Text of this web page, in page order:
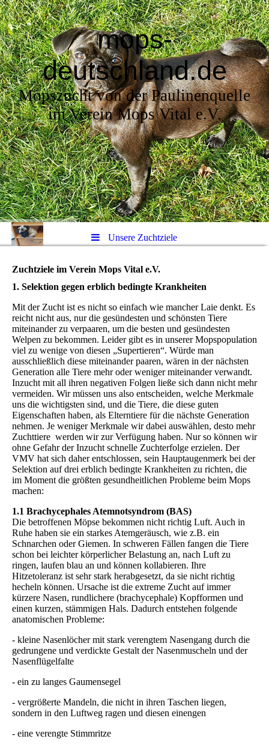
mops-
deutschland.de
Mopszucht von der Paulinenquelle
im Verein Mops Vital e.V.
Unsere Zuchtziele
Zuchtziele im Verein Mops Vital e.V.
1. Selektion gegen erblich bedingte Krankheiten
Mit der Zucht ist es nicht so einfach wie mancher Laie denkt. Es
reicht nicht aus, nur die gesündesten und schönsten Tiere
miteinander zu verpaaren, um die besten und gesündesten
Welpen zu bekommen. Leider gibt es in unserer Mopspopulation
viel zu wenige von diesen „Supertieren“. Würde man
ausschließlich diese miteinander paaren, wären in der nächsten
Generation alle Tiere mehr oder weniger miteinander verwandt.
Inzucht mit all ihren negativen Folgen ließe sich dann nicht mehr
vermeiden. Wir müssen uns also entscheiden, welche Merkmale
uns die wichtigsten sind, und die Tiere, die diese guten
Eigenschaften haben, als Elterntiere für die nächste Generation
nehmen. Je weniger Merkmale wir dabei auswählen, desto mehr
Zuchttiere werden wir zur Verfügung haben. Nur so können wir
ohne Gefahr der Inzucht schnelle Zuchterfolge erzielen. Der
VMV hat sich daher entschlossen, sein Hauptaugenmerk bei der
Selektion auf drei erblich bedingte Krankheiten zu richten, die
im Moment die größten gesundheitlichen Probleme beim Mops
machen:
1.1 Brachycephales Atemnotsyndrom (BAS)
Die betroffenen Möpse bekommen nicht richtig Luft. Auch in
Ruhe haben sie ein starkes Atemgeräusch, wie z.B. ein
Schnarchen oder Giemen. In schweren Fällen fangen die Tiere
schon bei leichter körperlicher Belastung an, nach Luft zu
ringen, laufen blau an und können kollabieren. Ihre
Hitzetoleranz ist sehr stark herabgesetzt, da sie nicht richtig
hecheln können. Ursache ist die extreme Zucht auf immer
kürzere Nasen, rundlichere (brachycephale) Kopfformen und
einen kurzen, stämmigen Hals. Dadurch entstehen folgende
anatomischen Probleme:
- kleine Nasenlöcher mit stark verengtem Nasengang durch die
gedrungene und verdickte Gestalt der Nasenmuscheln und der
Nasenflügelfalte
- ein zu langes Gaumensegel
- vergrößerte Mandeln, die nicht in ihren Taschen liegen,
sondern in den Luftweg ragen und diesen einengen
- eine verengte Stimmritze